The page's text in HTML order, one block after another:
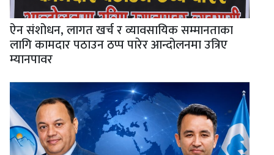
ऐन संशोधन, लागत खर्च र व्यावसायिक सम्मानताका
लागि कामदार पठाउन ठप्प पारेर आन्दोलनमा उत्रिए
म्यानपावर